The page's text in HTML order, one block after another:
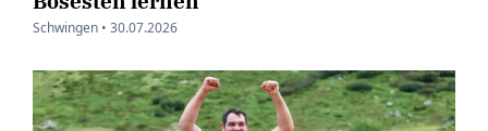
Schwingen • 30.07.2026